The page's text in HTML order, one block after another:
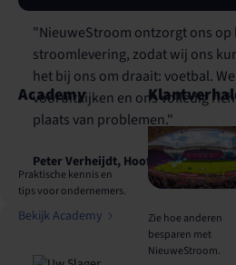
"NieuweStroom ontzorgt ons op
stroomlevering, zodat wij ons
het bij ons om draait: voetbal.
vooruitkijken en ons volledig
plaats van problemen."
Peter Verheijdt, Hoofd Inkoop
Academy
Praktische kennis en
tips voor ondernemers.
Bekijk Academy
Zie hoe anderen
besparen met
NieuweStroom.